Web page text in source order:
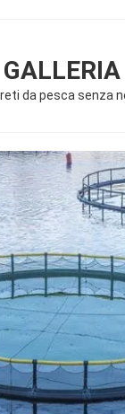
GALLERIA
da pesca senza